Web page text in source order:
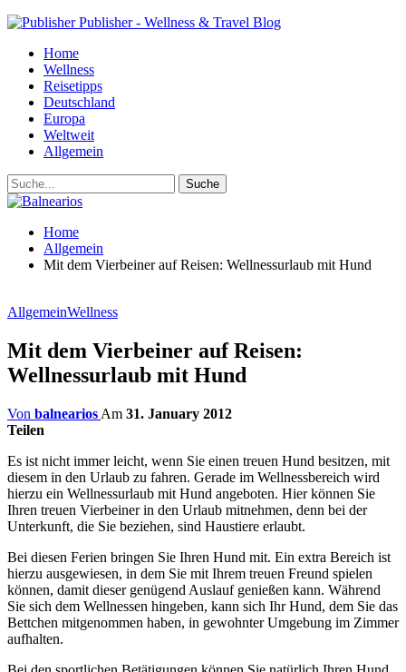
Publisher - Wellness & Travel Blog
Home
Wellness
Reisetipps
Deutschland
Europa
Weltweit
Allgemein
Home
Allgemein
Mit dem Vierbeiner auf Reisen: Wellnessurlaub mit Hund
AllgemeinWellness
Mit dem Vierbeiner auf Reisen:
Wellnessurlaub mit Hund
Von balnearios Am 31. January 2012
Teilen
Es ist nicht immer leicht, wenn Sie einen treuen Hund besitzen, mit
diesem in den Urlaub zu fahren. Gerade im Wellnessbereich wird
hierzu ein Wellnessurlaub mit Hund angeboten. Hier können Sie
Ihren treuen Vierbeiner in den Urlaub mitnehmen, denn bei der
Unterkunft, die Sie beziehen, sind Haustiere erlaubt.
Bei diesen Ferien bringen Sie Ihren Hund mit. Ein extra Bereich ist
hierzu ausgewiesen, in dem Sie mit Ihrem treuen Freund spielen
können, damit dieser genügend Auslauf genießen kann. Während
Sie sich dem Wellnessen hingeben, kann sich Ihr Hund, dem Sie das
Bettchen mitgenommen haben, in gewohnter Umgebung im Zimmer
aufhalten.